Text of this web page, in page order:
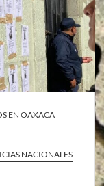
EN OAXACA
NACIONALES